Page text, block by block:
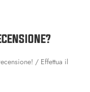
/ Effettua il